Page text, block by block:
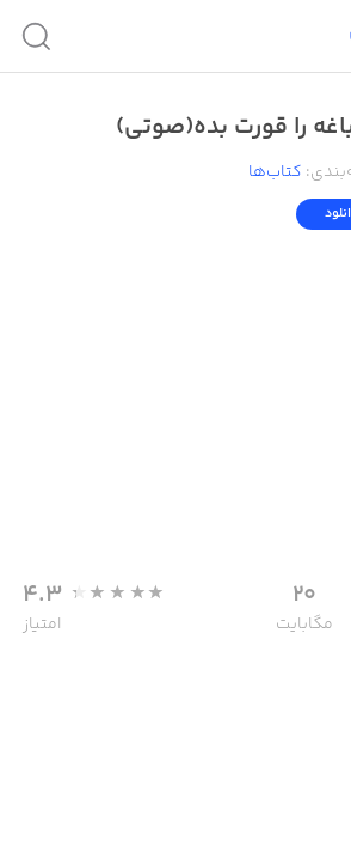
را قورت بده(صوتی)
: کتاب‌ها
20
مگابایت
4.3
امتیاز